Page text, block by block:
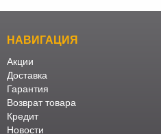
НАВИГАЦИЯ
Акции
Доставка
Гарантия
Возврат товара
Кредит
Новости